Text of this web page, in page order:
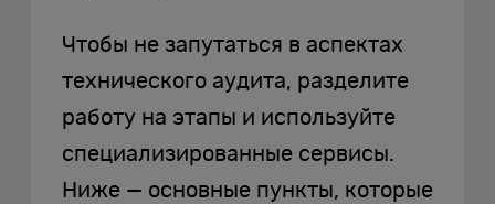
Чтобы не запутаться в аспектах
технического аудита, разделите
работу на этапы и используйте
специализированные сервисы.
Ниже — основные пункты, которые